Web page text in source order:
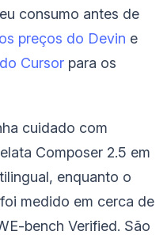
consumo antes de
os preços do Devin e
Cursor para os
cuidado com
Composer 2.5 em
enquanto o
medido em cerca de
bench Verified. São